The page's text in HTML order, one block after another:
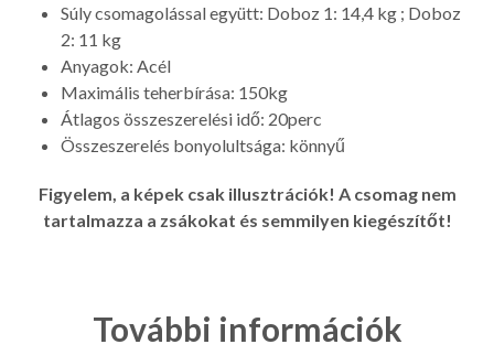
Súly csomagolással együtt: Doboz 1: 14,4 kg ; Doboz
2: 11 kg
Anyagok: Acél
Maximális teherbírása: 150kg
Átlagos összeszerelési idő: 20perc
Összeszerelés bonyolultsága: könnyű
Figyelem, a képek csak illusztrációk! A csomag nem
tartalmazza a zsákokat és semmilyen kiegészítőt!
További információk